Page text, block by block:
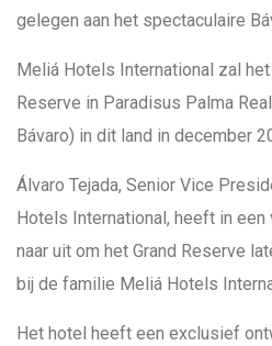
gelegen aan het spectaculaire
Meliá Hotels International zal het
Reserve in Paradisus Palma
Bávaro) in dit land in december
Álvaro Tejada, Senior Vice
Hotels International, heeft in een
naar uit om het Grand Reserve
bij de familie Meliá Hotels
Het hotel heeft een exclusief